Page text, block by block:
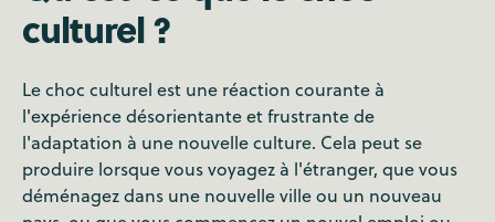
culturel ?
Le choc culturel est une réaction courante à
l'expérience désorientante et frustrante de
l'adaptation à une nouvelle culture. Cela peut se
produire lorsque vous voyagez à l'étranger, que vous
déménagez dans une nouvelle ville ou un nouveau